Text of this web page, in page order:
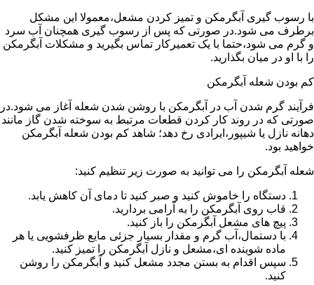
با رسوب گیری آبگرمکن و تمیز کردن مشعل،معمولا این مشکل
برطرف می شود.در صورتی که پس از رسوب گیری همچنان آب سرد
و گرم می شود،حتما با یک تعمیرکار تماس بگیرید و مشکلات آبگرمکن
را با او در میان بگذارید.
کم بودن شعله آبگرمکن
فرآیند گرم شدن آب در آبگرمکن با روشن شدن شعله آغاز می شود.در
صورتی که در روند کار کردن قطعات مرتبط به سوخته شدن گاز مانند
دهانه نازل یا شیپور،ایرادی رخ دهد؛ شاهد کم بودن شعله آبگرمکن
خواهید بود.
شعله آبگرمکن را می توانید به صورت زیر تنظیم کنید:
دستگاه را خاموش کنید و صبر کنید تا دمای آن کاهش یابد.
قاب روی آبگرمکن را به آرامی بردارید.
پیچ های مشعل آبگرمکن را باز کنید.
با دستمال،آب گرم و مقدار بسیار جزئی مایع ظرفشویی یا هر
ماده شوینده ای،مشعل و نازل آبگرمکن را تمیز کنید.
سپس اقدام به بستن مجدد مشعل کنید و آبگرمکن را روشن
کنید.